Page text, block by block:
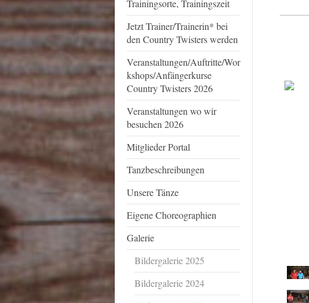
Trainingsorte, Trainingszeit
Jetzt Trainer/Trainerin* bei
den Country Twisters werden
Veranstaltungen/Auftritte/Wor
kshops/Anfängerkurse
Country Twisters 2026
Veranstaltungen wo wir
besuchen 2026
Mitglieder Portal
Tanzbeschreibungen
Unsere Tänze
Eigene Choreographien
Galerie
Bildergalerie 2025
Bildergalerie 2024